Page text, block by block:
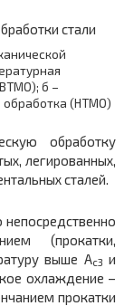
б –
обработка (НТМО)
обработку
легированных,
сталей.
(прокатки,
выше Ас3 и
охлаждение –
прокатки